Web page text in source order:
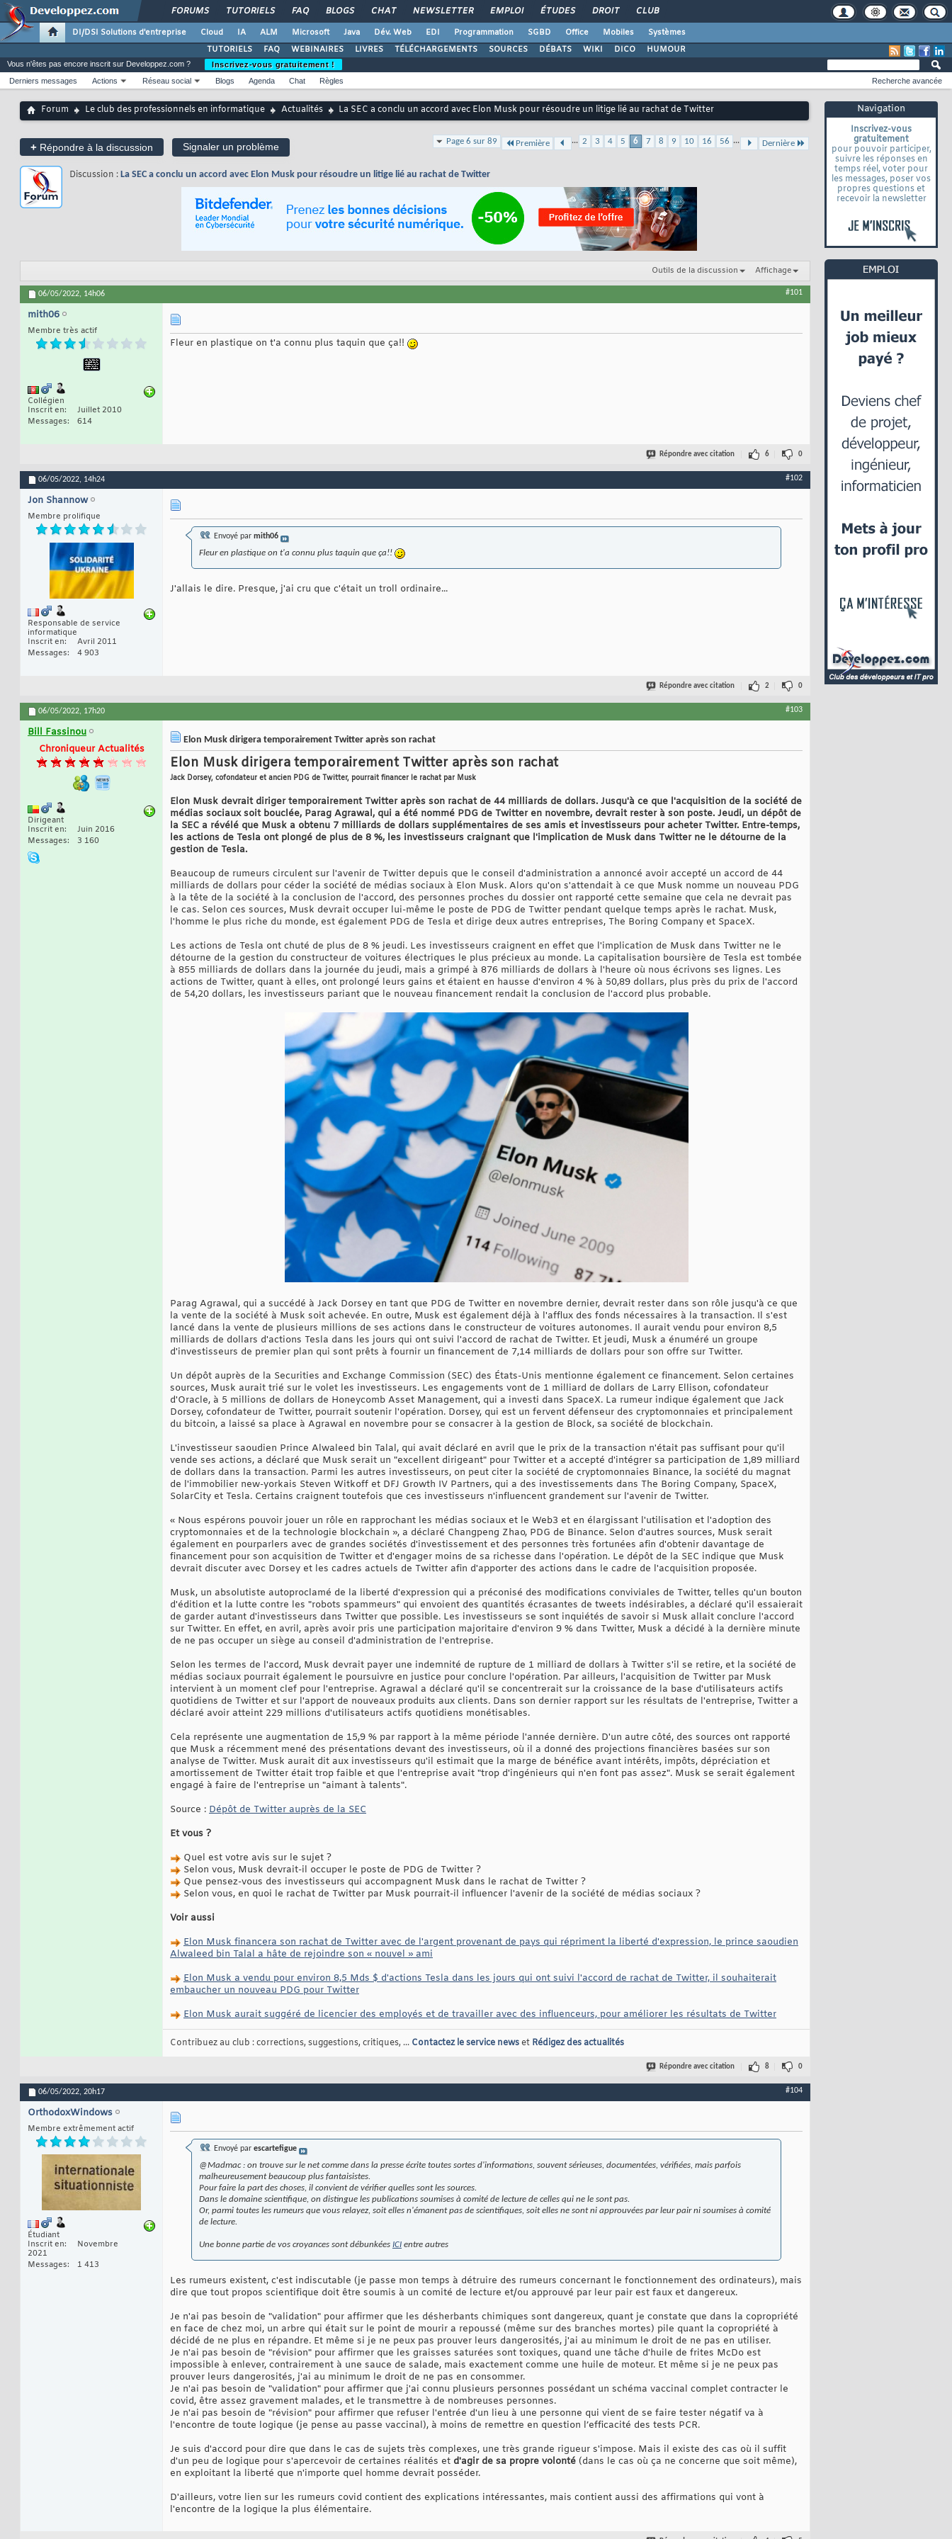
FORUMS TUTORIELS FAQ BLOGS CHAT NEWSLETTER EMPLOI ÉTUDES DROIT CLUB
DI/DSI Solutions d'entreprise Cloud IA ALM Microsoft Java Dév. Web EDI Programmation SGBD Office Mobiles
Systèmes
TUTORIELS
FAQ WEBINAIRES LIVRES TÉLÉCHARGEMENTS SOURCES DÉBATS WIKI DICO HUMOUR
Navigation
Inscrivez-vous
gratuitement
pour pouvoir participer,
suivre les réponses en
temps réel, voter pour
les messages, poser vos
propres questions et
recevoir la newsletter
Vous n'êtes pas encore inscrit sur Developpez.com ?
Inscrivez-vous gratuitement !
Derniers messages
Actions Réseau social Blogs Agenda Chat Règles Recherche avancée
Forum Le club des professionnels en informatique Actualités La SEC a conclu un accord avec Elon Musk pour résoudre un litige lié au rachat de Twitter
+ Répondre à la discussion Signaler un problème Page 6 sur 89 Première ... 2 3 4 5 6 7 8 9 10 16 56 ... Dernière
Discussion : La SEC a conclu un accord avec Elon Musk pour résoudre un litige lié au rachat de Twitter
Outils de la discussion Affichage
06/05/2022, 14h06 #101
mith06
Membre très actif
Collégien
Inscrit en
Juillet 2010
Messages
614
Fleur en plastique on t'a connu plus taquin que ça!!
Répondre avec citation 6 0
06/05/2022, 14h24 #102
Jon Shannow
Membre prolifique
Responsable de service
informatique
Inscrit en
Avril 2011
Messages
4 903
Envoyé par mith06
Fleur en plastique on t'a connu plus taquin que ça!!
J'allais le dire. Presque, j'ai cru que c'était un troll ordinaire...
Répondre avec citation 2 0
06/05/2022, 17h20 #103
Bill Fassinou
Chroniqueur Actualités
Dirigeant
Inscrit en
Juin 2016
Messages
3 160
Elon Musk dirigera temporairement Twitter après son rachat
Elon Musk dirigera temporairement Twitter après son rachat
Jack Dorsey, cofondateur et ancien PDG de Twitter, pourrait financer le rachat par Musk
Elon Musk devrait diriger temporairement Twitter après son rachat de 44 milliards de dollars. Jusqu'à ce que l'acquisition de la société de
médias sociaux soit bouclée, Parag Agrawal, qui a été nommé PDG de Twitter en novembre, devrait rester à son poste. Jeudi, un dépôt de
la SEC a révélé que Musk a obtenu 7 milliards de dollars supplémentaires de ses amis et investisseurs pour acheter Twitter. Entre-temps,
les actions de Tesla ont plongé de plus de 8 %, les investisseurs craignant que l'implication de Musk dans Twitter ne le détourne de la
gestion de Tesla.
Beaucoup de rumeurs circulent sur l'avenir de Twitter depuis que le conseil d'administration a annoncé avoir accepté un accord de 44
milliards de dollars pour céder la société de médias sociaux à Elon Musk. Alors qu'on s'attendait à ce que Musk nomme un nouveau PDG
à la tête de la société à la conclusion de l'accord, des personnes proches du dossier ont rapporté cette semaine que cela ne devrait pas
le cas. Selon ces sources, Musk devrait occuper lui-même le poste de PDG de Twitter pendant quelque temps après le rachat. Musk,
l'homme le plus riche du monde, est également PDG de Tesla et dirige deux autres entreprises, The Boring Company et SpaceX.
Les actions de Tesla ont chuté de plus de 8 % jeudi. Les investisseurs craignent en effet que l'implication de Musk dans Twitter ne le
détourne de la gestion du constructeur de voitures électriques le plus précieux au monde. La capitalisation boursière de Tesla est tombée
à 855 milliards de dollars dans la journée du jeudi, mais a grimpé à 876 milliards de dollars à l'heure où nous écrivons ses lignes. Les
actions de Twitter, quant à elles, ont prolongé leurs gains et étaient en hausse d'environ 4 % à 50,89 dollars, plus près du prix de l'accord
de 54,20 dollars, les investisseurs pariant que le nouveau financement rendait la conclusion de l'accord plus probable.
Parag Agrawal, qui a succédé à Jack Dorsey en tant que PDG de Twitter en novembre dernier, devrait rester dans son rôle jusqu'à ce que
la vente de la société à Musk soit achevée. En outre, Musk est également déjà à l'afflux des fonds nécessaires à la transaction. Il s'est
lancé dans la vente de plusieurs millions de ses actions dans le constructeur de voitures autonomes. Il aurait vendu pour environ 8,5
milliards de dollars d'actions Tesla dans les jours qui ont suivi l'accord de rachat de Twitter. Et jeudi, Musk a énuméré un groupe
d'investisseurs de premier plan qui sont prêts à fournir un financement de 7,14 milliards de dollars pour son offre sur Twitter.
Un dépôt auprès de la Securities and Exchange Commission (SEC) des États-Unis mentionne également ce financement. Selon certaines
sources, Musk aurait trié sur le volet les investisseurs. Les engagements vont de 1 milliard de dollars de Larry Ellison, cofondateur
d'Oracle, à 5 millions de dollars de Honeycomb Asset Management, qui a investi dans SpaceX. La rumeur indique également que Jack
Dorsey, cofondateur de Twitter, pourrait soutenir l'opération. Dorsey, qui est un fervent défenseur des cryptomonnaies et principalement
du bitcoin, a laissé sa place à Agrawal en novembre pour se consacrer à la gestion de Block, sa société de blockchain.
L'investisseur saoudien Prince Alwaleed bin Talal, qui avait déclaré en avril que le prix de la transaction n'était pas suffisant pour qu'il
vende ses actions, a déclaré que Musk serait un "excellent dirigeant" pour Twitter et a accepté d'intégrer sa participation de 1,89 milliard
de dollars dans la transaction. Parmi les autres investisseurs, on peut citer la société de cryptomonnaies Binance, la société du magnat
de l'immobilier new-yorkais Steven Witkoff et DFJ Growth IV Partners, qui a des investissements dans The Boring Company, SpaceX,
SolarCity et Tesla. Certains craignent toutefois que ces investisseurs n'influencent grandement sur l'avenir de Twitter.
« Nous espérons pouvoir jouer un rôle en rapprochant les médias sociaux et le Web3 et en élargissant l'utilisation et l'adoption des
cryptomonnaies et de la technologie blockchain », a déclaré Changpeng Zhao, PDG de Binance. Selon d'autres sources, Musk serait
également en pourparlers avec de grandes sociétés d'investissement et des personnes très fortunées afin d'obtenir davantage de
financement pour son acquisition de Twitter et d'engager moins de sa richesse dans l'opération. Le dépôt de la SEC indique que Musk
devrait discuter avec Dorsey et les cadres actuels de Twitter afin d'apporter des actions dans le cadre de l'acquisition proposée.
Musk, un absolutiste autoproclamé de la liberté d'expression qui a préconisé des modifications conviviales de Twitter, telles qu'un bouton
d'édition et la lutte contre les "robots spammeurs" qui envoient des quantités écrasantes de tweets indésirables, a déclaré qu'il essaierait
de garder autant d'investisseurs dans Twitter que possible. Les investisseurs se sont inquiétés de savoir si Musk allait conclure l'accord
sur Twitter. En effet, en avril, après avoir pris une participation majoritaire d'environ 9 % dans Twitter, Musk a décidé à la dernière minute
de ne pas occuper un siège au conseil d'administration de l'entreprise.
Selon les termes de l'accord, Musk devrait payer une indemnité de rupture de 1 milliard de dollars à Twitter s'il se retire, et la société de
médias sociaux pourrait également le poursuivre en justice pour conclure l'opération. Par ailleurs, l'acquisition de Twitter par Musk
intervient à un moment clef pour l'entreprise. Agrawal a déclaré qu'il se concentrerait sur la croissance de la base d'utilisateurs actifs
quotidiens de Twitter et sur l'apport de nouveaux produits aux clients. Dans son dernier rapport sur les résultats de l'entreprise, Twitter a
déclaré avoir atteint 229 millions d'utilisateurs actifs quotidiens monétisables.
Cela représente une augmentation de 15,9 % par rapport à la même période l'année dernière. D'un autre côté, des sources ont rapporté
que Musk a récemment mené des présentations devant des investisseurs, où il a donné des projections financières basées sur son
analyse de Twitter. Musk aurait dit aux investisseurs qu'il estimait que la marge de bénéfice avant intérêts, impôts, dépréciation et
amortissement de Twitter était trop faible et que l'entreprise avait "trop d'ingénieurs qui n'en font pas assez". Musk se serait également
engagé à faire de l'entreprise un "aimant à talents".
Source : Dépôt de Twitter auprès de la SEC
Et vous ?
Quel est votre avis sur le sujet ?
Selon vous, Musk devrait-il occuper le poste de PDG de Twitter ?
Que pensez-vous des investisseurs qui accompagnent Musk dans le rachat de Twitter ?
Selon vous, en quoi le rachat de Twitter par Musk pourrait-il influencer l'avenir de la société de médias sociaux ?
Voir aussi
Elon Musk financera son rachat de Twitter avec de l'argent provenant de pays qui répriment la liberté d'expression, le prince saoudien
Alwaleed bin Talal a hâte de rejoindre son « nouvel » ami
Elon Musk a vendu pour environ 8,5 Mds $ d'actions Tesla dans les jours qui ont suivi l'accord de rachat de Twitter, il souhaiterait
embaucher un nouveau PDG pour Twitter
Elon Musk aurait suggéré de licencier des employés et de travailler avec des influenceurs, pour améliorer les résultats de Twitter
Contribuez au club : corrections, suggestions, critiques, ... Contactez le service newset Rédigez des actualités
Répondre avec citation 8 0
06/05/2022, 20h17 #104
OrthodoxWindows
Membre extrêmement actif
Étudiant
Inscrit en
Novembre
2021
Messages
1 413
Envoyé par escartefigue
@Madmac : on trouve sur le net comme dans la presse écrite toutes sortes d'informations, souvent sérieuses, documentées, vérifiées, mais parfois
malheureusement beaucoup plus fantaisistes.
Pour faire la part des choses, il convient de vérifier quelles sont les sources.
Dans le domaine scientifique, on distingue les publications soumises à comité de lecture de celles qui ne le sont pas.
Or, parmi toutes les rumeurs que vous relayez, soit elles n'émanent pas de scientifiques, soit elles ne sont ni approuvées par leur pair ni soumises à comité
de lecture.
Une bonne partie de vos croyances sont débunkées ICI entre autres
Les rumeurs existent, c'est indiscutable (je passe mon temps à détruire des rumeurs concernant le fonctionnement des ordinateurs), mais
dire que tout propos scientifique doit être soumis à un comité de lecture et/ou approuvé par leur pair est faux et dangereux.
Je n'ai pas besoin de "validation" pour affirmer que les désherbants chimiques sont dangereux, quant je constate que dans la copropriété
en face de chez moi, un arbre qui était sur le point de mourir a repoussé (même sur des branches mortes) pile quant la copropriété à
décidé de ne plus en répandre. Et même si je ne peux pas prouver leurs dangerosités, j'ai au minimum le droit de ne pas en utiliser.
Je n'ai pas besoin de "révision" pour affirmer que les graisses saturées sont toxiques, quand une tâche d'huile de frites McDo est
impossible à enlever, contrairement à une sauce de salade, mais exactement comme une huile de moteur. Et même si je ne peux pas
prouver leurs dangerosités, j'ai au minimum le droit de ne pas en consommer.
Je n'ai pas besoin de "validation" pour affirmer que j'ai connu plusieurs personnes possédant un schéma vaccinal complet contracter le
covid, être assez gravement malades, et le transmettre à de nombreuses personnes.
Je n'ai pas besoin de "révision" pour affirmer que refuser l'entrée d'un lieu à une personne qui vient de se faire tester négatif va à
l'encontre de toute logique (je pense au passe vaccinal), à moins de remettre en question l’efficacité des tests PCR.
Je suis d'accord pour dire que dans le cas de sujets très complexes, une très grande rigueur s'impose. Mais il existe des cas où il suffit
d'un peu de logique pour s'apercevoir de certaines réalités et d'agir de sa propre volonté (dans le cas où ça ne concerne que soit même),
en exploitant la liberté que n'importe quel homme devrait posséder.
D'ailleurs, votre lien sur les rumeurs covid contient des explications intéressantes, mais contient aussi des affirmations qui vont à
l'encontre de la logique la plus élémentaire.